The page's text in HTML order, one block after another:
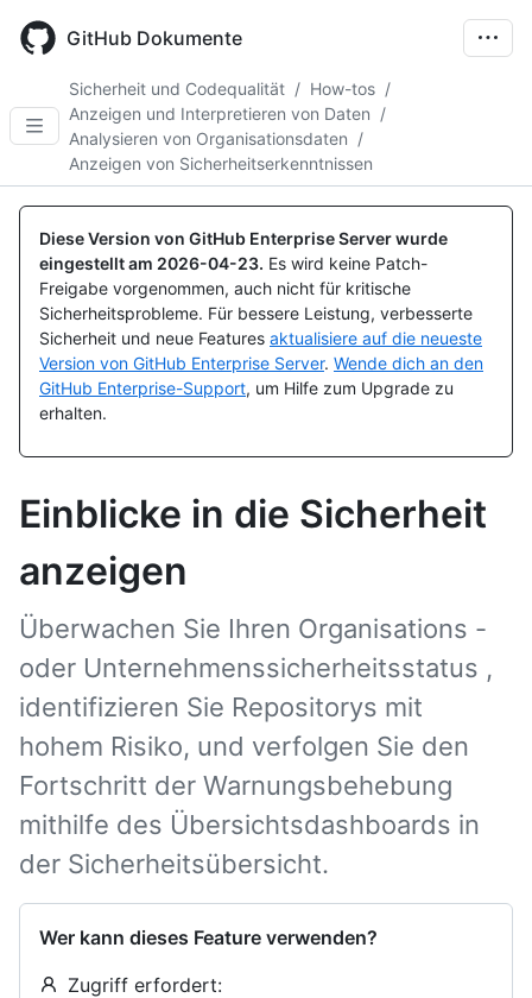
main
GitHub Dokumente
Sicherheit und Codequalität / How-tos /
Anzeigen und Interpretieren von Daten /
Analysieren von Organisationsdaten /
Anzeigen von Sicherheitserkenntnissen
Diese Version von GitHub Enterprise Server wurde
eingestellt am 2026-04-23. Es wird keine Patch-
Freigabe vorgenommen, auch nicht für kritische
Sicherheitsprobleme. Für bessere Leistung, verbesserte
Sicherheit und neue Features aktualisiere auf die neueste
Version von GitHub Enterprise Server. Wende dich an den
GitHub Enterprise-Support, um Hilfe zum Upgrade zu
erhalten.
Einblicke in die Sicherheit
anzeigen
Überwachen Sie Ihren Organisations -
oder Unternehmenssicherheitsstatus ,
identifizieren Sie Repositorys mit
hohem Risiko, und verfolgen Sie den
Fortschritt der Warnungsbehebung
mithilfe des Übersichtsdashboards in
der Sicherheitsübersicht.
Wer kann dieses Feature verwenden?
Zugriff erfordert: